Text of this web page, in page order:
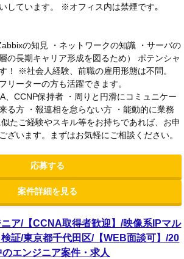
しています。 ※オフィス内は禁煙です｡
の知見 ・ネットワークの知識 ・サーバの
の長期キャリア形成を図るため） ポテンシャ
！ ※社会人経験、前職の雇用形態は不問。
リーターの方も活躍できます。
、CCNP保持者 ・周りと円滑にコミュニケー
る方 ・報連相を怠らない方 ・能動的に業務
たご経験やスキル等をお持ちであれば、お申
ざいます。まずはお気軽にご相談ください。
応募する
案件詳細を見る
ア/【CCNA取得者歓迎】/映像系IPマル
証/東京都千代田区/【WEB面談可】/20
エンジニア案件・求人